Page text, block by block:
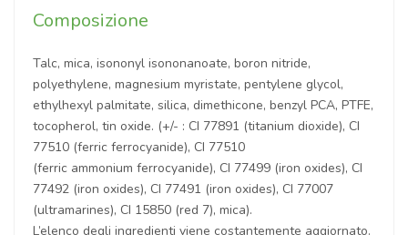
Composizione
Talc, mica, isononyl isononanoate, boron nitride,
polyethylene, magnesium myristate, pentylene glycol,
ethylhexyl palmitate, silica, dimethicone, benzyl PCA, PTFE,
tocopherol, tin oxide. (+/- : CI 77891 (titanium dioxide), CI
77510 (ferric ferrocyanide), CI 77510
(ferric ammonium ferrocyanide), CI 77499 (iron oxides), CI
77492 (iron oxides), CI 77491 (iron oxides), CI 77007
(ultramarines), CI 15850 (red 7), mica).
L’elenco degli ingredienti viene costantemente aggiornato.